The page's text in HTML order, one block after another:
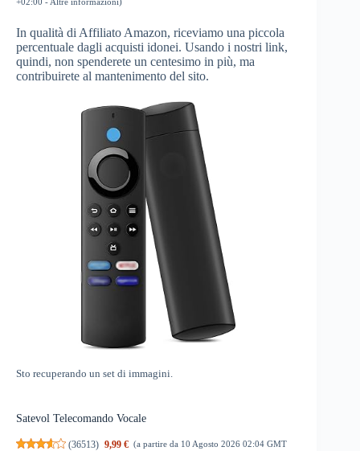
In qualità di Affiliato Amazon, riceviamo una piccola
percentuale dagli acquisti idonei. Usando i nostri link,
quindi, non spenderete un centesimo in più, ma
contribuirete al mantenimento del sito.
Sto recuperando un set di immagini.
Satevol Telecomando Vocale
(36513) 9,99 € (a partire da 10 Agosto 2026 02:04 GMT